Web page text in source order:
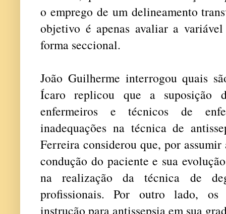
o emprego de um delineamento
objetivo é apenas avaliar a
forma seccional.
João Guilherme interrogou quais
Ícaro replicou que a suposição
enfermeiros e técnicos de
inadequações na técnica de
Ferreira considerou que, por
condução do paciente e sua
na realização da técnica de
profissionais. Por outro lado, os
instrução para antissepsia em sua